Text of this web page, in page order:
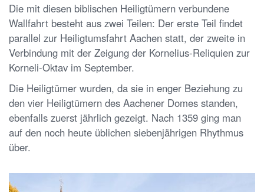
Die mit diesen biblischen Heiligtümern verbundene
Wallfahrt besteht aus zwei Teilen: Der erste Teil findet
parallel zur Heiligtumsfahrt Aachen statt, der zweite in
Verbindung mit der Zeigung der Kornelius-Reliquien zur
Korneli-Oktav im September.
Die Heiligtümer wurden, da sie in enger Beziehung zu
den vier Heiligtümern des Aachener Domes standen,
ebenfalls zuerst jährlich gezeigt. Nach 1359 ging man
auf den noch heute üblichen siebenjährigen Rhythmus
über.